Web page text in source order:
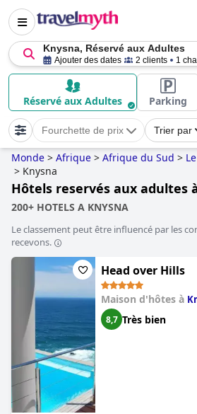
Knysna, Réservé aux Adultes
Ajouter des dates 2 clients 1
Réservé aux Adultes Parking
Fourchette de prix Trier par
Monde > Afrique > Afrique du Sud >
> Knysna
Hôtels reservés aux adultes
200+ HOTELS A KNYSNA
Le classement peut être influencé par les
recevons.
Head over Hills
Maison d'hôtes à
8,7 Très bien